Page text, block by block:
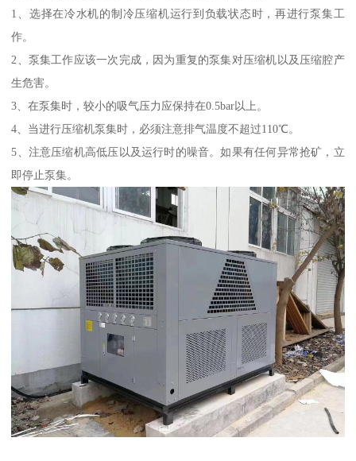
1、选择在冷水机的制冷压缩机运行到负载状态时，再进行泵集工
作。
2、泵集工作应该一次完成，因为重复的泵集对压缩机以及压缩腔产
生危害。
3、在泵集时，较小的吸气压力应保持在0.5bar以上。
4、当进行压缩机泵集时，必须注意排气温度不超过110℃。
5、注意压缩机高低压以及运行时的噪音。如果有任何异常抢矿，立
即停止泵集。